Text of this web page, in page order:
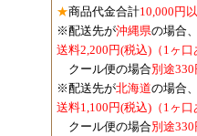
★商品代金合計10,000円
※配送先が沖縄県の場合
送料2,200円(税込)（1ヶ口
クール便の場合別途
※配送先が北海道の場合
送料1,100円(税込) （1ヶ口
クール便の場合別途330